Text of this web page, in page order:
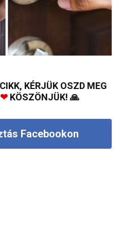
KÉRJÜK OSZD MEG
❤KÖSZÖNJÜK! 🙏
Facebookon